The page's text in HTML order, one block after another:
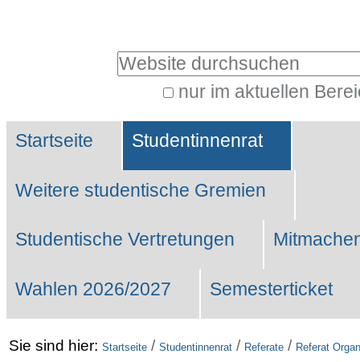
Website durchsuchen
nur im aktuellen
Suche…
Sektionen
Startseite Studentinnenrat
Weitere studentische Gremien
Studentische Vertretungen
Wahlen 2026/2027 Semesterticket
Sie sind hier: Startseite / Studentinnenrat / Referate / Referat